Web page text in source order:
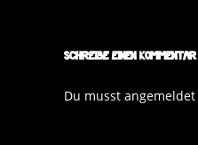
Schreibe einen Kommentar
Du musst angemeldet